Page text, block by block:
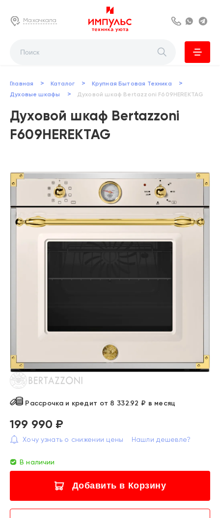
Махачкала 8 800 222 63
Главная > Каталог > Крупная Бытовая Техника >
Духовые шкафы > Духовой шкаф Bertazzoni F609HEREKTAG
Духовой шкаф Bertazzoni
F609HEREKTAG
Рассрочка и кредит от 8 332.92 ₽ в месяц
199 990 ₽
Хочу узнать о снижении цены Нашли дешевле?
В наличии
Добавить в Корзину